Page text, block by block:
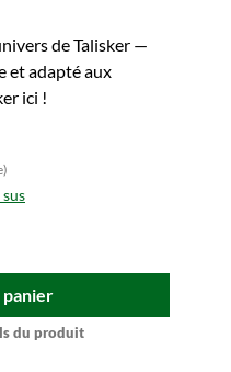
de Talisker —
et adapté aux
ici !
du produit